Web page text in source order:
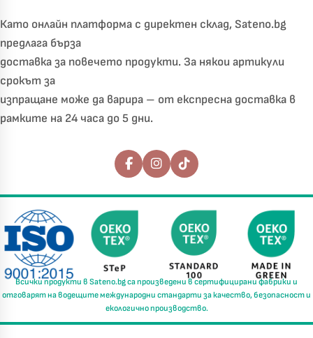
Като онлайн платформа с директен склад, Sateno.bg
предлага бърза
доставка за повечето продукти. За някои артикули
срокът за
изпращане може да варира – от експресна доставка в
рамките на 24 часа до 5 дни.
Последвайте ни
Всички продукти в Sateno.bgса произведени всертифицирани фабрики и
отговарят на водещите международни стандарти закачество, безопасност и
екологично производство.